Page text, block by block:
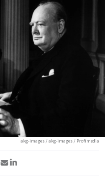
akg-images / akg-images / Profimedia